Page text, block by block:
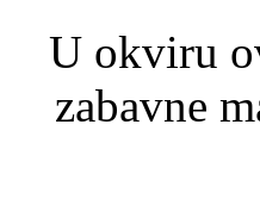
U okviru
zabavne